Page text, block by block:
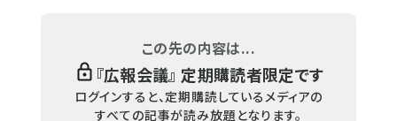
この先の内容は...
『広報会議』 定期購読者限定です
ログインすると、定期購読しているメディアの
すべての記事が読み放題となります。